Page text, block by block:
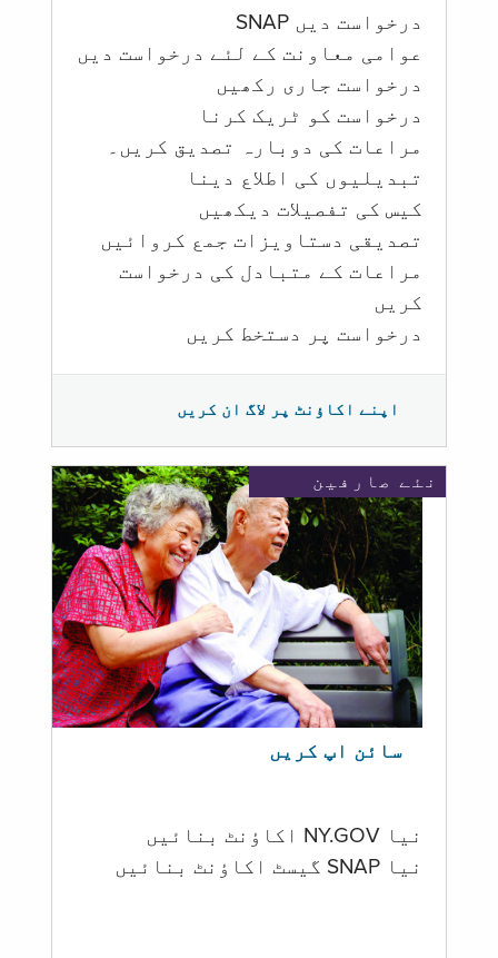
درخواست دیں SNAP
عوامی معاونت کے لئے درخواست دیں
درخواست جاری رکھیں
درخواست کو ٹریک کرنا
مراعات کی دوبارہ تصدیق کریں۔
تبدیلیوں کی اطلاع دینا
کیس کی تفصیلات دیکھیں
تصدیقی دستاویزات جمع کروائیں
مراعات کے متبادل کی درخواست
کریں
درخواست پر دستخط کریں
اپنے اکاؤنٹ پر لاگ ان کریں
نئے صارفین
سائن اپ کریں
نیا NY.GOV اکاؤنٹ بنائیں
نیا SNAP گیسٹ اکاؤنٹ بنائیں